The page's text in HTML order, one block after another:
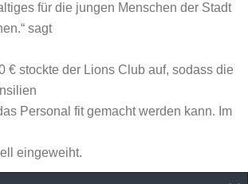
für die jungen Menschen der Stadt
sagt
€ stockte der Lions Club auf, sodass die
Personal fit gemacht werden kann. Im
eingeweiht.